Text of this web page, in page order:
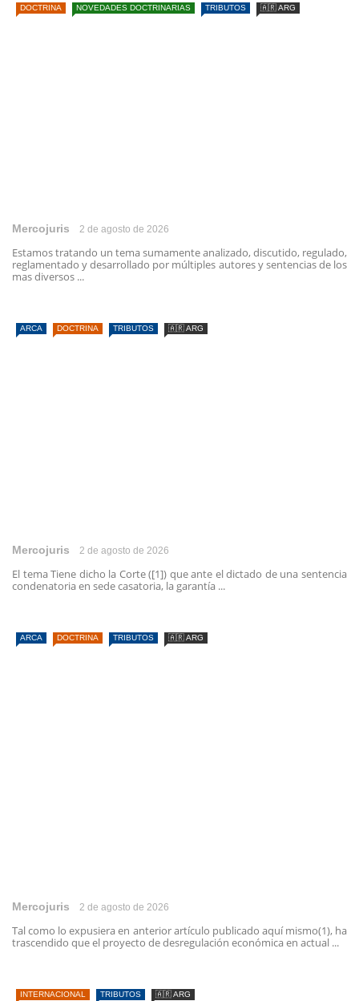
DOCTRINA NOVEDADES DOCTRINARIAS TRIBUTOS 🇦🇷 ARG
Mercojuris 2 de agosto de 2026
Estamos tratando un tema sumamente analizado, discutido, regulado,
reglamentado y desarrollado por múltiples autores y sentencias de los
mas diversos ...
ARCA DOCTRINA TRIBUTOS 🇦🇷 ARG
Mercojuris 2 de agosto de 2026
El tema Tiene dicho la Corte ([1]) que ante el dictado de una sentencia
condenatoria en sede casatoria, la garantía ...
ARCA DOCTRINA TRIBUTOS 🇦🇷 ARG
Mercojuris 2 de agosto de 2026
Tal como lo expusiera en anterior artículo publicado aquí mismo(1), ha
trascendido que el proyecto de desregulación económica en actual ...
INTERNACIONAL TRIBUTOS 🇦🇷 ARG